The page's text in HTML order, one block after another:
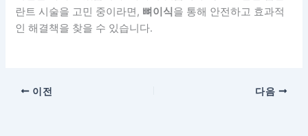
란트 시술을 고민 중이라면, 뼈이식을 통해 안전하고 효과적
인 해결책을 찾을 수 있습니다.
이전 다음